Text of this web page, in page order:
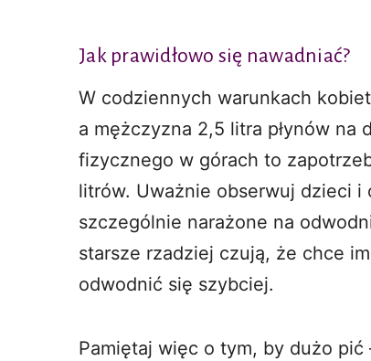
Jak prawidłowo się nawadniać?
W codziennych warunkach
a mężczyzna 2,5 litra płynów na
fizycznego w górach to
litrów. Uważnie obserwuj dzieci i
szczególnie narażone na
starsze rzadziej czują, że chce
odwodnić się szybciej.
Pamiętaj więc o tym, by dużo pić